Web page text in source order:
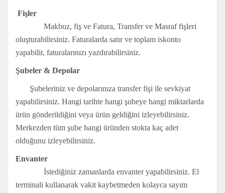
Fişler
Makbuz, fiş ve Fatura, Transfer ve Masraf fişleri
oluşturabilirsiniz. Faturalarda satır ve toplam iskonto
yapabilir, faturalarınızı yazdırabilirsiniz.
Şubeler & Depolar
Şubeleriniz ve depolarınıza transfer fişi ile sevkiyat
yapabilirsiniz. Hangi tarihte hangi şubeye hangi miktarlarda
ürün gönderildiğini veya ürün geldiğini izleyebilirsiniz.
Merkezden tüm şube hangi üründen stokta kaç adet
olduğunu izleyebilirsiniz.
Envanter
İstediğiniz zamanlarda envanter yapabilirsiniz. El
terminali kullanarak vakit kaybetmeden kolayca sayım